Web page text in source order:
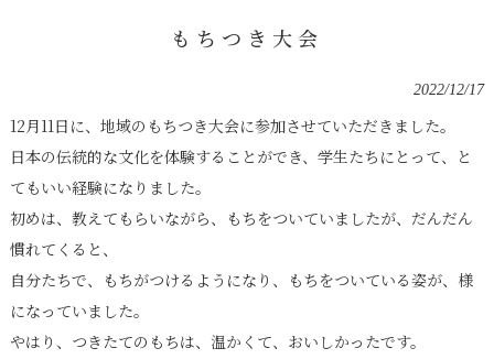
もちつき大会
2022/12/17
12月11日に、地域のもちつき大会に参加させていただきました。
日本の伝統的な文化を体験することができ、学生たちにとって、と
てもいい経験になりました。
初めは、教えてもらいながら、もちをついていましたが、だんだん
慣れてくると、
自分たちで、もちがつけるようになり、もちをついている姿が、様
になっていました。
やはり、つきたてのもちは、温かくて、おいしかったです。